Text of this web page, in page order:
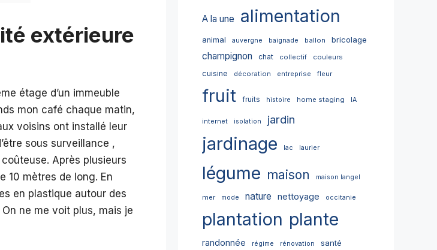
extérieure
étage d’un immeuble
mon café chaque matin,
voisins ont installé leur
sous surveillance ,
Après plusieurs
10 mètres de long. En
en plastique autour des
ne me voit plus, mais je
A la une alimentation
animal auvergne baignade ballon bricolage
champignon chat collectif couleurs
cuisine décoration entreprise fleur
fruit fruits histoire home staging IA
internet isolation jardin
jardinage lac laurier
légume maison maison langel
mer mode nature nettoyage occitanie
plantation plante
randonnée régime rénovation
santé